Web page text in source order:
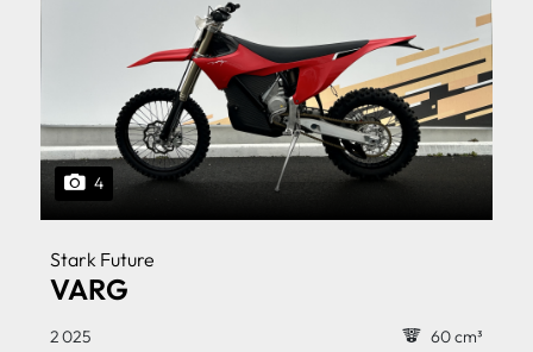
4
Stark Future
VARG
2 025 60 cm³